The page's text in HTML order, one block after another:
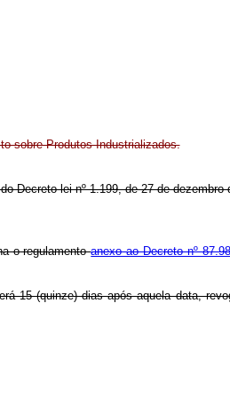
sobre Produtos Industrializados.
Decreto-lei nº 1.199, de 27 de dezembro
o regulamentoanexo ao Decreto nº
15 (quinze) dias após aquela data,